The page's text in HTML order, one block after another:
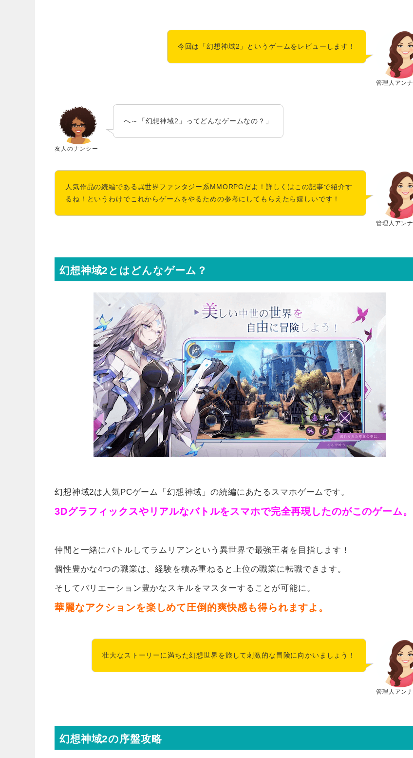
管理人アンナ
今回は「幻想神域2」というゲームをレビューします！
友人のナンシー
へ～「幻想神域2」ってどんなゲームなの？」
管理人アンナ
人気作品の続編である異世界ファンタジー系MMORPGだよ！詳しくはこの記事で紹介す
るね！というわけでこれからゲームをやるための参考にしてもらえたら嬉しいです！
幻想神域2とはどんなゲーム？
幻想神域2は人気PCゲーム「幻想神域」の続編にあたるスマホゲームです。
3Dグラフィックスやリアルなバトルをスマホで完全再現したのがこのゲーム。
仲間と一緒にバトルしてラムリアンという異世界で最強王者を目指します！
個性豊かな4つの職業は、経験を積み重ねると上位の職業に転職できます。
そしてバリエーション豊かなスキルをマスターすることが可能に。
華麗なアクションを楽しめて圧倒的爽快感も得られますよ。
管理人アンナ
壮大なストーリーに満ちた幻想世界を旅して刺激的な冒険に向かいましょう！
幻想神域2の序盤攻略